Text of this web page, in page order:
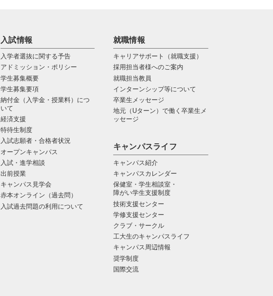
入試情報
入学者選抜に関する予告
アドミッション・ポリシー
学生募集概要
学生募集要項
納付金（入学金・授業料）につ
いて
経済支援
特待生制度
入試志願者・合格者状況
オープンキャンパス
入試・進学相談
出前授業
キャンパス見学会
赤本オンライン（過去問）
入試過去問題の利用について
就職情報
キャリアサポート（就職支援）
採用担当者様へのご案内
就職担当教員
インターンシップ等について
卒業生メッセージ
地元（Uターン）で働く卒業生メ
ッセージ
キャンパスライフ
キャンパス紹介
キャンパスカレンダー
保健室・学生相談室・
障がい学生支援制度
技術支援センター
学修支援センター
クラブ・サークル
工大生のキャンパスライフ
キャンパス周辺情報
奨学制度
国際交流